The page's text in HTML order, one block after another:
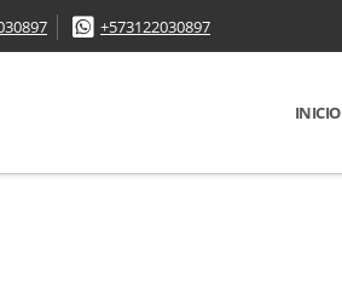
+573122030897
INICIO